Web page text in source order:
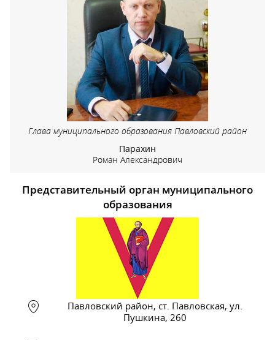
Глава муниципального образования Павловский район
Парахин
Роман Александрович
Представительный орган муниципального
образования
Павловский район, ст. Павловская, ул.
Пушкина, 260